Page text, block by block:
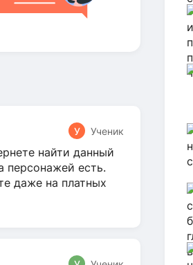
У Ученик
найти данный
персонажей есть.
даже на платных